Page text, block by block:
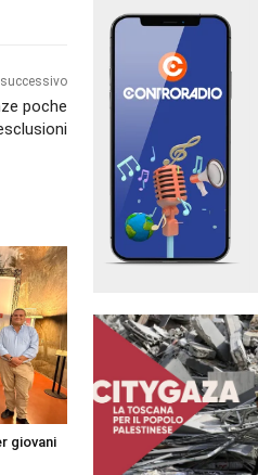
poche
giovani